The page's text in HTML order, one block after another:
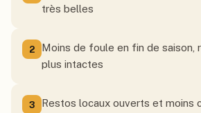
très belles
2
Moins de foule en fin de saison,
plus intactes
3
Restos locaux ouverts et moins